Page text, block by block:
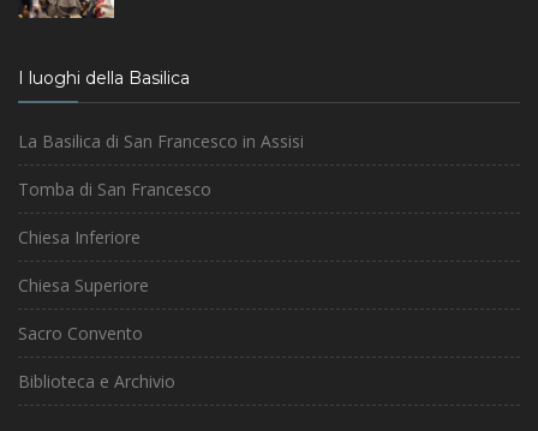
I luoghi della Basilica
La Basilica di San Francesco in Assisi
Tomba di San Francesco
Chiesa Inferiore
Chiesa Superiore
Sacro Convento
Biblioteca e Archivio